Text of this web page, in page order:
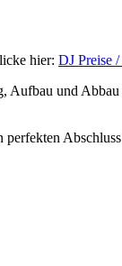
hier: DJ Preise /
Aufbau und